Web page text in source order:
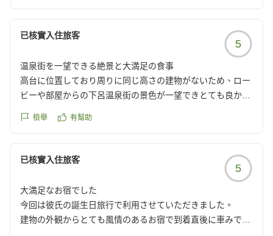
した。
スタッフの対応もとても良く、配膳の時間配分もお見事でし
た。
よい旅行の思い出となりありがとうございました。
https://review.travel.rakuten.co.jp/hotel/voice/4732?
已核實入住旅客
5
温泉街を一望できる絶景と大満足の食事
高台に位置しており周りに同じ高さの建物がないため、ロー
ビーや部屋からの下呂温泉街の景色が一望できとても良かっ
また、食事は夕食、朝食ともに味もボリュームも大満足で
す。
温泉からの眺めが良く、施設も綺麗なので基本的には満足な
のですが、あまり広くないので他の方と入浴時間をずらした
方がいいかなと思いました。
クチコミの詳細はこちらから
https://review.travel.rakuten.co.jp/hotel/voice/4732?
檢舉 有幫助
已核實入住旅客
5
大満足なお宿でした
今回は彼氏の誕生日旅行で利用させていただきました。
建物の外観からとても風情のあるお宿で到着直後に車みでお